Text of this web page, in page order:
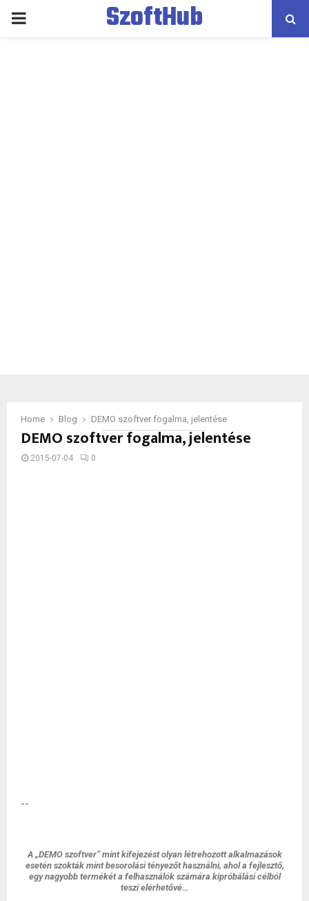
PRIMARY
SzoftHub
Home Blog DEMO szoftver fogalma, jelentése
DEMO szoftver fogalma, jelentése
2015-07-04 0
--
A „DEMO szoftver” mint kifejezést olyan létrehozott alkalmazások
esetén szokták mint besorolási tényezőt használni, ahol a fejlesztő,
egy nagyobb termékét a felhasználók számára kipróbálási célból
teszi elérhetővé…